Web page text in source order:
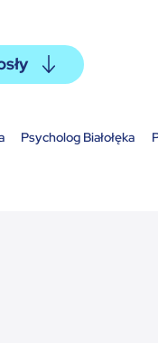
Psycholog Białołęka